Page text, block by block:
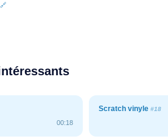
00:18
Scratch vinyle #18